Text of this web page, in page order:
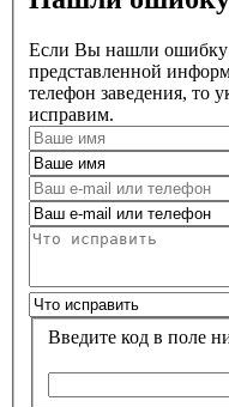
Если Вы нашли ошибку
представленной
телефон заведения, то
исправим.
Введите код в поле